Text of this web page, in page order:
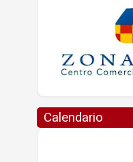
Calendario